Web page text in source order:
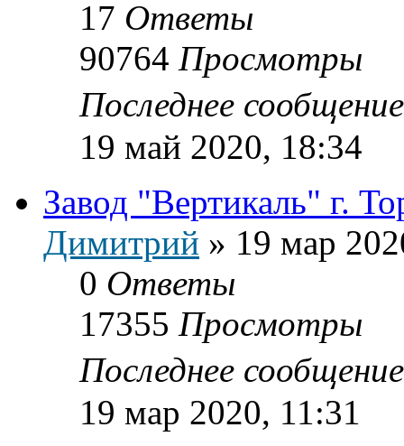
17 Ответы
90764 Просмотры
Последнее
19 май 2020, 18:34
Завод "Вертикаль" г.
Димитрий » 19 мар
0 Ответы
17355 Просмотры
Последнее
19 мар 2020, 11:31